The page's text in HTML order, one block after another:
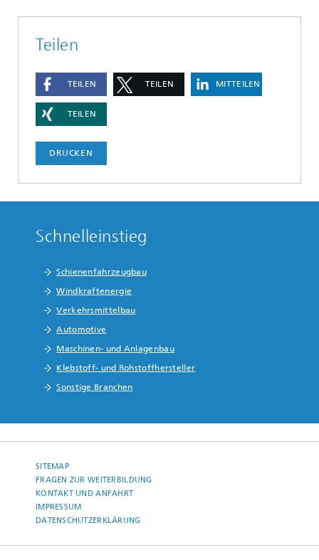
Teilen
TEILEN TEILEN MITTEILEN
TEILEN
DRUCKEN
Schnelleinstieg
Schienenfahrzeugbau
Windkraftenergie
Verkehrsmittelbau
Automotive
Maschinen- und Anlagenbau
Klebstoff- und Rohstoffhersteller
Sonstige Branchen
SITEMAP
FRAGEN ZUR WEITERBILDUNG
KONTAKT UND ANFAHRT
IMPRESSUM
DATENSCHUTZERKLÄRUNG